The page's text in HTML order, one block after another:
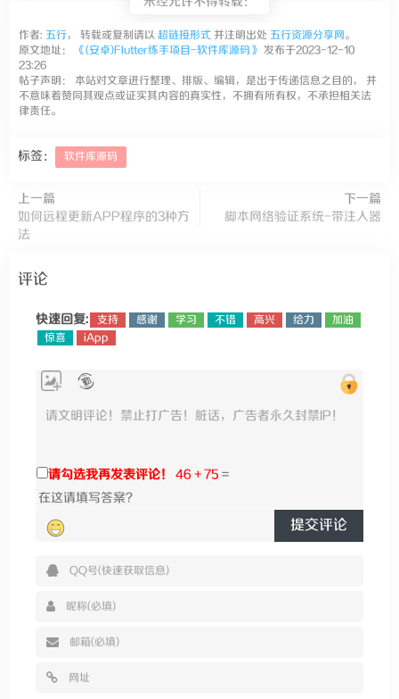
作者: 五行， 转载或复制请以 超链接形式 并注明出处 五行资源分享网。
原文地址：
《(安卓)Flutter练手项目-软件库源码》 发布于2023-12-10
23:26
帖子声明： 本站对文章进行整理、排版、编辑，是出于传递信息之目的， 并
不意味着赞同其观点或证实其内容的真实性，不拥有所有权，不承担相关法
律责任。
标签： 软件库源码
上一篇
如何远程更新APP程序的3种方
法
下一篇
脚本网络验证系统-带注入器
评论
快速回复: 支持 感谢 学习 不错 高兴 给力
加油
惊喜
iApp
请勾选我再发表评论！ 46 + 75 =
提交评论